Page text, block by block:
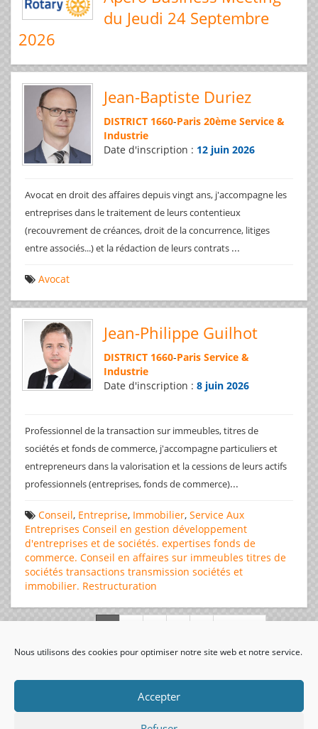
Nous utilisons des cookies pour optimiser notre site web et notre service.
Accepter
du Jeudi 24 Septembre
2026
Jean-Baptiste Duriez
DISTRICT 1660-Paris 20ème Service &
Industrie
Date d'inscription : 12 juin 2026
Avocat en droit des affaires depuis vingt ans, j'accompagne les
entreprises dans le traitement de leurs contentieux
(recouvrement de créances, droit de la concurrence, litiges
entre associés...) et la rédaction de leurs contrats ...
Avocat
Jean-Philippe Guilhot
DISTRICT 1660-Paris Service &
Industrie
Date d'inscription : 8 juin 2026
Professionnel de la transaction sur immeubles, titres de
sociétés et fonds de commerce, j'accompagne particuliers et
entrepreneurs dans la valorisation et la cessions de leurs actifs
professionnels (entreprises, fonds de commerce)...
Conseil, Entreprise, Immobilier, Service Aux
Entreprises Conseil en gestion développement
d'entreprises et de sociétés. expertises fonds de
commerce. Conseil en affaires sur immeubles titres de
sociétés transactions transmission sociétés et
immobilier. Restructuration
visiteurs uniques: